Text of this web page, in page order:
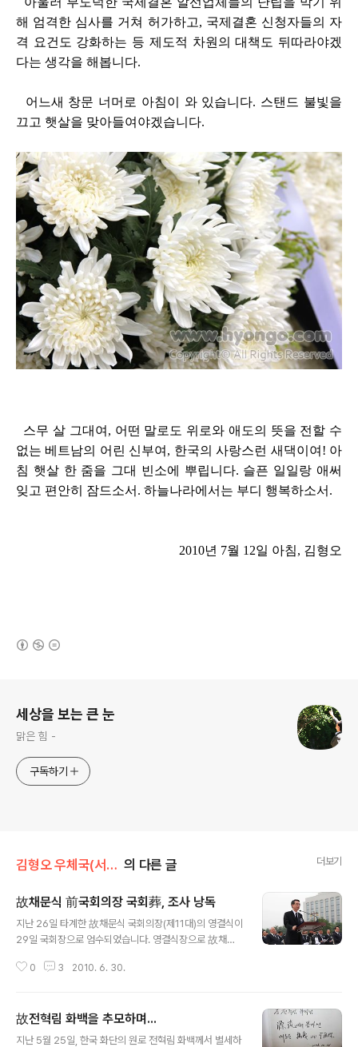
해 엄격한 심사를 거쳐 허가하고, 국제결혼 신청자들의 자
격 요건도 강화하는 등 제도적 차원의 대책도 뒤따라야겠
다는 생각을 해봅니다.
어느새 창문 너머로 아침이 와 있습니다. 스탠드 불빛을
끄고 햇살을 맞아들여야겠습니다.
스무 살 그대여, 어떤 말로도 위로와 애도의 뜻을 전할 수
없는 베트남의 어린 신부여, 한국의 사랑스런 새댁이여! 아
침 햇살 한 줌을 그대 빈소에 뿌립니다. 슬픈 일일랑 애써
잊고 편안히 잠드소서. 하늘나라에서는 부디 행복하소서.
2010년 7월 12일 아침, 김형오
세상을 보는 큰 눈
맑은 힘 -
구독하기
김형오 우체국(서신)/보낸 편지함 의 다른 글 더보기
故채문식 前국회의장 국회葬, 조사 낭독
지난 26일 타계한 故채문식 국회의장(제11대)의 영결식이
29일 국회장으로 엄수되었습니다. 영결식장으로 故채문
나 예를 갖춰 영정을 맞이하였습니다. 영결식 시작에 앞서
니다. 조사를 낭독하는 김형오 의장 들꽃 같은 삶을 사신 우
치(又癡) 채문식 의장님, 의장님은 대한민국 현대사의 파
0 3 2010. 6. 30.
故전혁림 화백을 추모하며...
지난 5월 25일, 한국 화단의 원로 전혁림 화백께서 별세하